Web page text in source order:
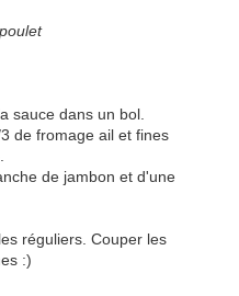
sauce dans un bol.
de fromage ail et fines
de jambon et d'une
réguliers. Couper les
:)